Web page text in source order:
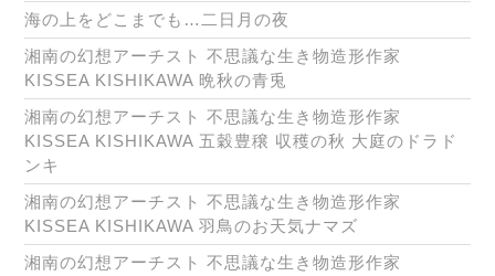
海の上をどこまでも…二日月の夜
湘南の幻想アーチスト 不思議な生き物造形作家
KISSEA KISHIKAWA 晩秋の青兎
湘南の幻想アーチスト 不思議な生き物造形作家
KISSEA KISHIKAWA 五穀豊穣 収穫の秋 大庭のドラド
ンキ
湘南の幻想アーチスト 不思議な生き物造形作家
KISSEA KISHIKAWA 羽鳥のお天気ナマズ
湘南の幻想アーチスト 不思議な生き物造形作家